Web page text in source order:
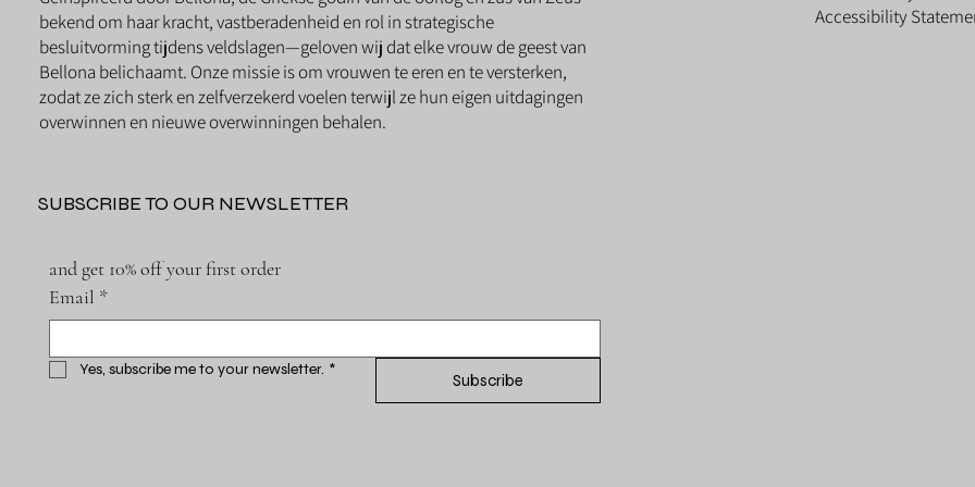
bekend om haar kracht, vastberadenheid en rol in strategische
besluitvorming tijdens veldslagen—geloven wij dat elke vrouw de geest van
Bellona belichaamt. Onze missie is om vrouwen te eren en te versterken,
zodat ze zich sterk en zelfverzekerd voelen terwijl ze hun eigen uitdagingen
overwinnen en nieuwe overwinningen behalen.
SUBSCRIBE TO OUR NEWSLETTER
and get 10% off your first order
Email *
Yes, subscribe me to your newsletter. *
Subscribe
Accessibility